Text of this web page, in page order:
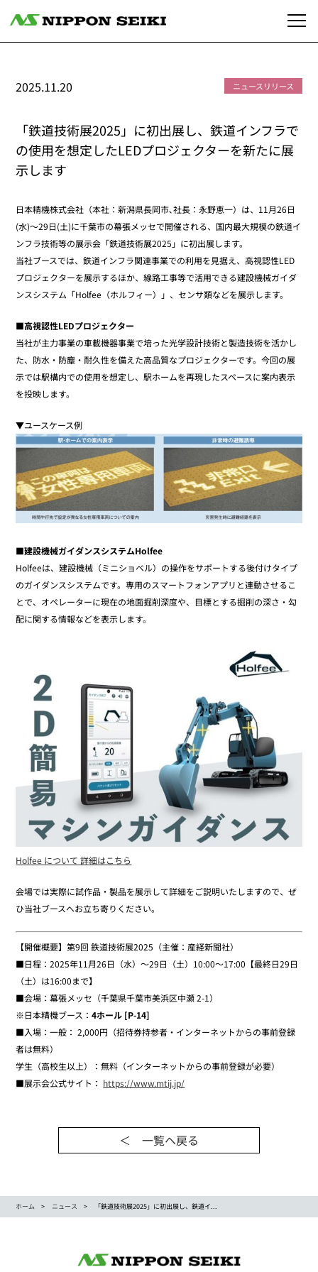
ニュースリリース
2025.11.20
「鉄道技術展2025」に初出展し、鉄道インフラで
の使用を想定したLEDプロジェクターを新たに展
示します
日本精機株式会社（本社：新潟県長岡市､社長：永野恵一）は、11月26日
(水)～29日(土)に千葉市の幕張メッセで開催される、国内最大規模の鉄道イ
ンフラ技術等の展示会「鉄道技術展2025」に初出展します。
当社ブースでは、鉄道インフラ関連事業での利用を見据え、高視認性LED
プロジェクターを展示するほか、線路工事等で活用できる建設機械ガイダ
ンスシステム「Holfee（ホルフィー）」、センサ類などを展示します。
■高視認性LEDプロジェクター
当社が主力事業の車載機器事業で培った光学設計技術と製造技術を活かし
た、防水・防塵・耐久性を備えた高品質なプロジェクターです。今回の展
示では駅構内での使用を想定し、駅ホームを再現したスペースに案内表示
を投映します。
▼ユースケース例
■建設機械ガイダンスシステムHolfee
Holfeeは、建設機械（ミニショベル）の操作をサポートする後付けタイプ
のガイダンスシステムです。専用のスマートフォンアプリと連動させるこ
とで、オペレーターに現在の地面掘削深度や、目標とする掘削の深さ・勾
配に関する情報などを表示します。
Holfee について 詳細はこちら
会場では実際に試作品・製品を展示して詳細をご説明いたしますので、ぜ
ひ当社ブースへお立ち寄りください。
【開催概要】第9回 鉄道技術展2025（主催：産経新聞社）
■日程：2025年11月26日（水）～29日（土）10:00～17:00【最終日29日
（土）は16:00まで】
■会場：幕張メッセ（千葉県千葉市美浜区中瀬 2-1）
※日本精機ブース：4ホール [P-14]
■入場：一般： 2,000円（招待券持参者・インターネットからの事前登録
者は無料）
学生（高校生以上）：無料（インターネットからの事前登録が必要）
■展示会公式サイト： https://www.mtij.jp/
＜ 一覧ヘ戻る
ホーム ニュース 「鉄道技術展2025」に初出展し、鉄道イ...